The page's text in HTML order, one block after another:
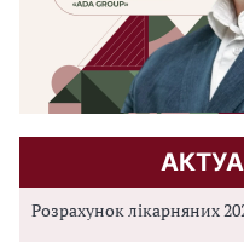
Розрахунок лікарняних